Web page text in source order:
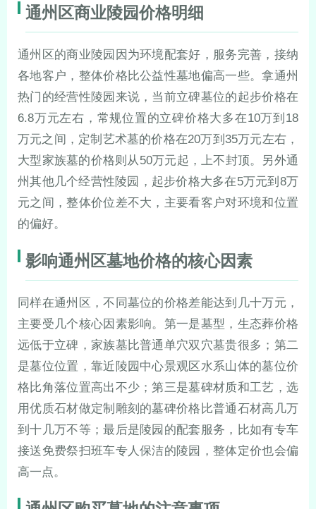
通州区商业陵园价格明细
通州区的商业陵园因为环境配套好，服务完善，接纳
各地客户，整体价格比公益性墓地偏高一些。拿通州
热门的经营性陵园来说，当前立碑墓位的起步价格在
6.8万元左右，常规位置的立碑价格大多在10万到18
万元之间，定制艺术墓的价格在20万到35万元左右，
大型家族墓的价格则从50万元起，上不封顶。另外通
州其他几个经营性陵园，起步价格大多在5万元到8万
元之间，整体价位差不大，主要看客户对环境和位置
的偏好。
影响通州区墓地价格的核心因素
同样在通州区，不同墓位的价格差能达到几十万元，
主要受几个核心因素影响。第一是墓型，生态葬价格
远低于立碑，家族墓比普通单穴双穴墓贵很多；第二
是墓位位置，靠近陵园中心景观区水系山体的墓位价
格比角落位置高出不少；第三是墓碑材质和工艺，选
用优质石材做定制雕刻的墓碑价格比普通石材高几万
到十几万不等；最后是陵园的配套服务，比如有专车
接送免费祭扫班车专人保洁的陵园，整体定价也会偏
高一点。